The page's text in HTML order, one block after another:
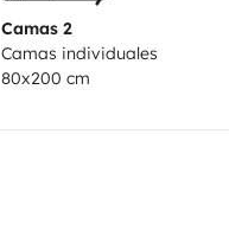
Camas 2
Camas individuales
80x200 cm